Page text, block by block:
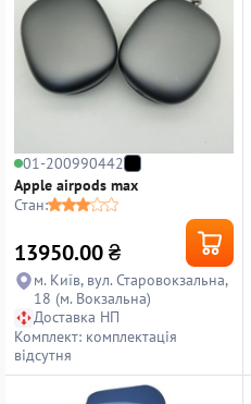
01-200990442
Apple airpods max
Стан:
13950.00₴
м. Київ, вул. Старовокзальна,
18 (м. Вокзальна)
Доставка НП
Комплект: комплектація
відсутня